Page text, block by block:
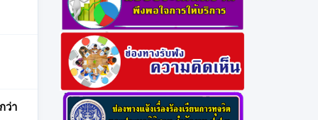
ว่า